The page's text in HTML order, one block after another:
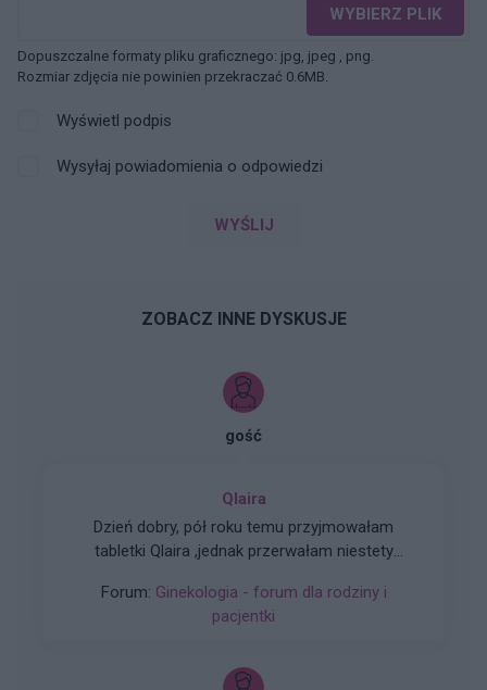
WYBIERZ PLIK
Dopuszczalne formaty pliku graficznego: jpg, jpeg , png.
Rozmiar zdjęcia nie powinien przekraczać 0.6MB.
Wyświetl podpis
Wysyłaj powiadomienia o odpowiedzi
WYŚLIJ
ZOBACZ INNE DYSKUSJE
gość
Qlaira
Dzień dobry, pół roku temu przyjmowałam
tabletki Qlaira ,jednak przerwałam niestety
Zaczęłam znowu przyjmować tabletki mimo iż
jestem 2 tygodnie po okresie ,dziś wezmę 5
pierwszą tabletkę ?
Forum: Ginekologia - forum dla rodziny i
pacjentki